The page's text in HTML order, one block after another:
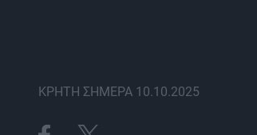
ΚΡΗΤΗ ΣΗΜΕΡΑ 10.10.2025